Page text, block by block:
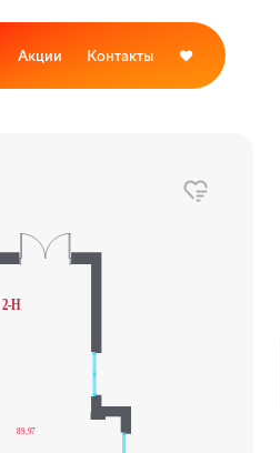
Акции Контакты